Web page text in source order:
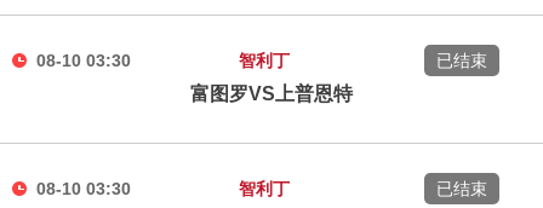
08-10 03:30 智利丁
富图罗VS上普恩特
已结束
08-10 03:30 智利丁 已结束